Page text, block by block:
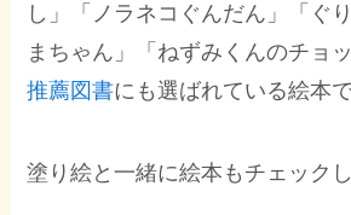
し」「ノラネコぐんだん」「ぐ
まちゃん」「ねずみくんのチョッ
推薦図書にも選ばれている絵本で
塗り絵と一緒に絵本もチェック